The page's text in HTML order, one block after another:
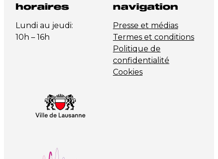
horaires
Lundi au jeudi:
10h – 16h
navigation
Presse et médias
Termes et conditions
Politique de
confidentialité
Cookies